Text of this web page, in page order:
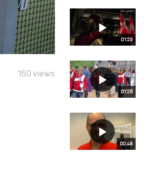
150 views
01:23
01:25
00:48